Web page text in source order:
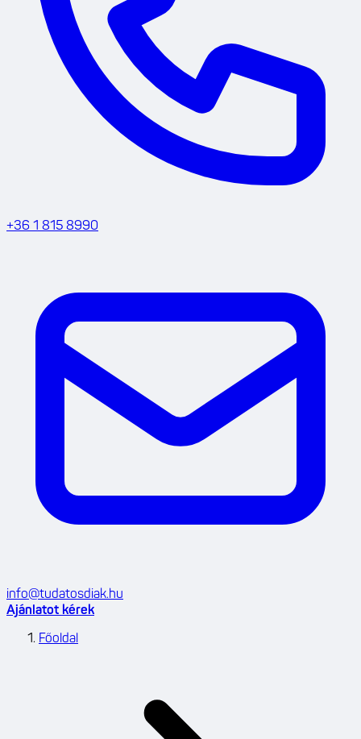
+36 1 815 8990
info@tudatosdiak.hu
Ajánlatot kérek
Főoldal